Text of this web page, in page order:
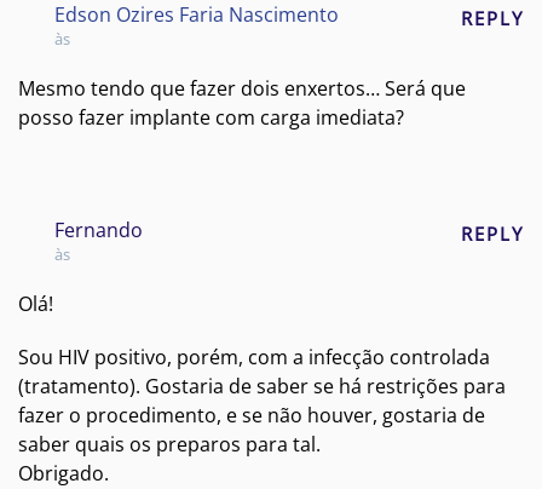
Edson Ozires Faria Nascimento
às
REPLY
Mesmo tendo que fazer dois enxertos… Será que
posso fazer implante com carga imediata?
Fernando
às
REPLY
Olá!
Sou HIV positivo, porém, com a infecção controlada
(tratamento). Gostaria de saber se há restrições para
fazer o procedimento, e se não houver, gostaria de
saber quais os preparos para tal.
Obrigado.